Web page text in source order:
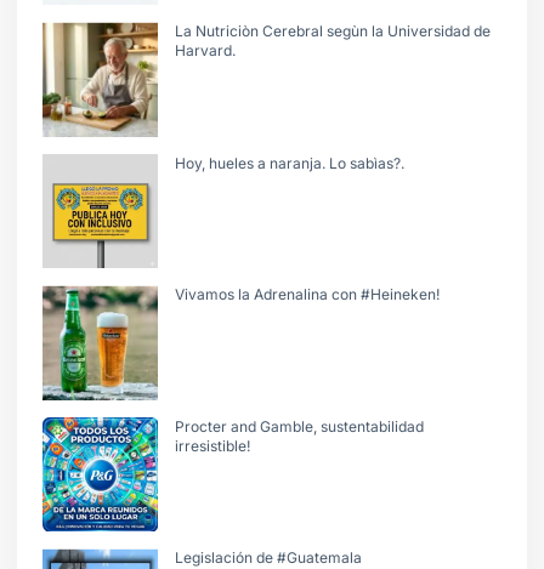
La Nutriciòn Cerebral segùn la Universidad de
Harvard.
Hoy, hueles a naranja. Lo sabìas?.
Vivamos la Adrenalina con #Heineken!
Procter and Gamble, sustentabilidad
irresistible!
Legislación de #Guatemala